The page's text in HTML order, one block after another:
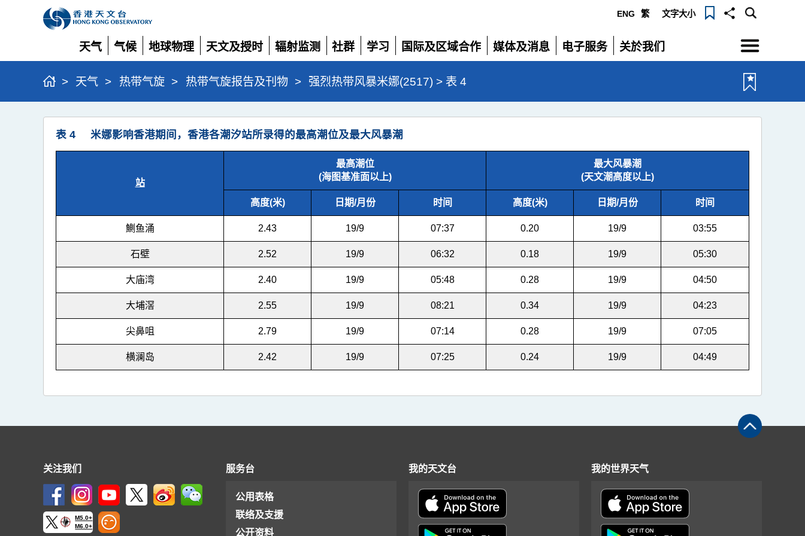
ENG 繁 文字大小
天气
展
开
气候
展
开
地球物理
展
开
天文及授时
展
开
辐射监测
展
开
社群
展
开
学习
展
开
国际及区域合作
展
开
媒体及消息
展
电子服务
展
关於我们
展
选
单
> 天气 > 热带气旋 > 热带气旋报告及刊物 > 强烈热带风暴米娜(2517) > 表 4
强
烈
暴
米
(2517)
表 4 米娜影响香港期间，香港各潮汐站所录得的最高潮位及最大风暴潮
站
最高潮位
(海图基准面以上)
最大风暴潮
(天文潮高度以上)
高度(米) 日期/月份 时间 高度(米) 日期/月份 时间
鰂鱼涌 2.43 19/9 07:37 0.20 19/9 03:55
石壁 2.52 19/9 06:32 0.18 19/9 05:30
大庙湾 2.40 19/9 05:48 0.28 19/9 04:50
大埔滘 2.55 19/9 08:21 0.34 19/9 04:23
尖鼻咀 2.79 19/9 07:14 0.28 19/9 07:05
横澜岛 2.42 19/9 07:25 0.24 19/9 04:49
关注我们
M5.0+
M6.0+
服务台
公用表格
联络及支援
公开资料
我的天文台 我的世界天气